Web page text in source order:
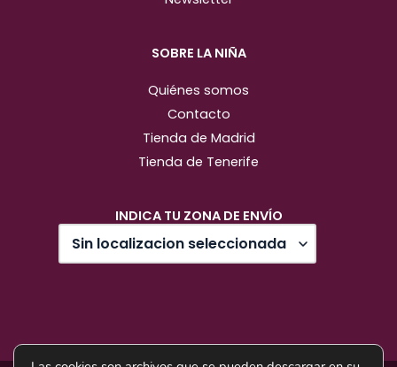
SOBRE LA NIÑA
Quiénes somos
Contacto
Tienda de Madrid
Tienda de Tenerife
INDICA TU ZONA DE ENVÍO